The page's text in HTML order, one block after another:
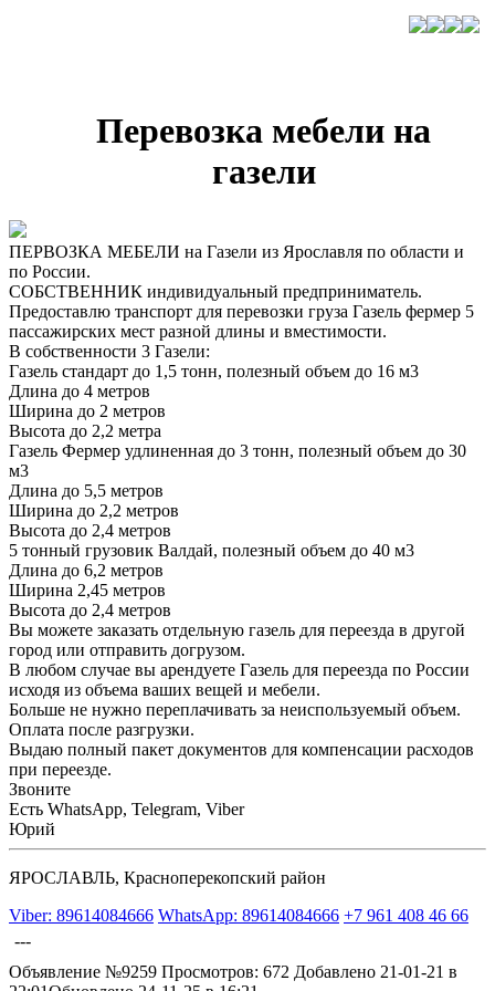
Перевозка мебели на
газели
ПЕРВОЗКА МЕБЕЛИ на Газели из Ярославля по области и
по России.
СОБСТВЕННИК индивидуальный предприниматель.
Предоставлю транспорт для перевозки груза Газель фермер 5
пассажирских мест разной длины и вместимости.
В собственности 3 Газели:
Газель стандарт до 1,5 тонн, полезный объем до 16 м3
Длина до 4 метров
Ширина до 2 метров
Высота до 2,2 метра
Газель Фермер удлиненная до 3 тонн, полезный объем до 30
м3
Длина до 5,5 метров
Ширина до 2,2 метров
Высота до 2,4 метров
5 тонный грузовик Валдай, полезный объем до 40 м3
Длина до 6,2 метров
Ширина 2,45 метров
Высота до 2,4 метров
Вы можете заказать отдельную газель для переезда в другой
город или отправить догрузом.
В любом случае вы арендуете Газель для переезда по России
исходя из объема ваших вещей и мебели.
Больше не нужно переплачивать за неиспользуемый объем.
Оплата после разгрузки.
Выдаю полный пакет документов для компенсации расходов
при переезде.
Звоните
Есть WhatsApp, Telegram, Viber
Юрий
ЯРОСЛАВЛЬ, Красноперекопский район
Viber: 89614084666 WhatsApp: 89614084666 +7 961 408 46 66
---
Объявление №9259 Просмотров: 672 Добавлено 21-01-21 в